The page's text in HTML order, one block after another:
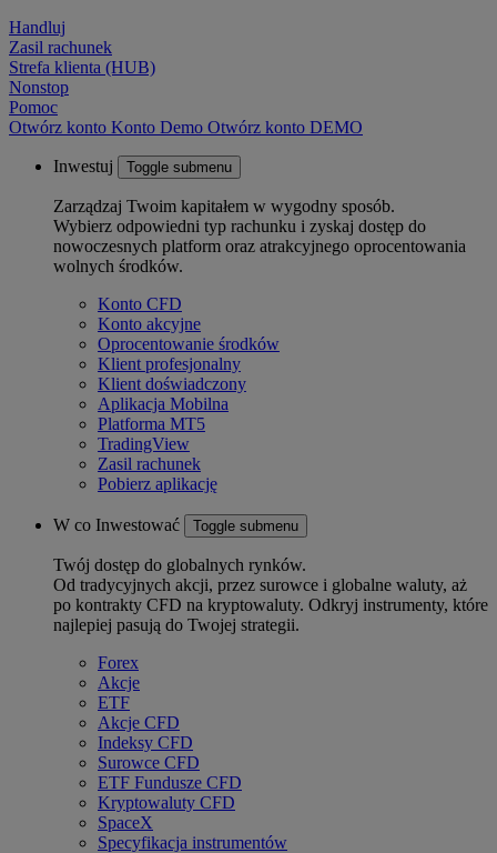
Handluj
Zasil rachunek
Strefa klienta (HUB)
Nonstop
Pomoc
Otwórz konto Konto Demo Otwórz konto DEMO
Inwestuj Toggle submenu
Zarządzaj Twoim kapitałem w wygodny sposób.
Wybierz odpowiedni typ rachunku i zyskaj dostęp do
nowoczesnych platform oraz atrakcyjnego oprocentowania
wolnych środków.
Konto CFD
Konto akcyjne
Oprocentowanie środków
Klient profesjonalny
Klient doświadczony
Aplikacja Mobilna
Platforma MT5
TradingView
Zasil rachunek
Pobierz aplikację
W co Inwestować Toggle submenu
Twój dostęp do globalnych rynków.
Od tradycyjnych akcji, przez surowce i globalne waluty, aż
po kontrakty CFD na kryptowaluty. Odkryj instrumenty, które
najlepiej pasują do Twojej strategii.
Forex
Akcje
ETF
Akcje CFD
Indeksy CFD
Surowce CFD
ETF Fundusze CFD
Kryptowaluty CFD
SpaceX
Specyfikacja instrumentów